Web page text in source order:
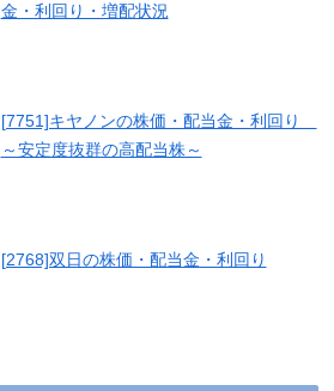
金・利回り・増配状況
[7751]キヤノンの株価・配当金・利回り
～安定度抜群の高配当株～
[2768]双日の株価・配当金・利回り